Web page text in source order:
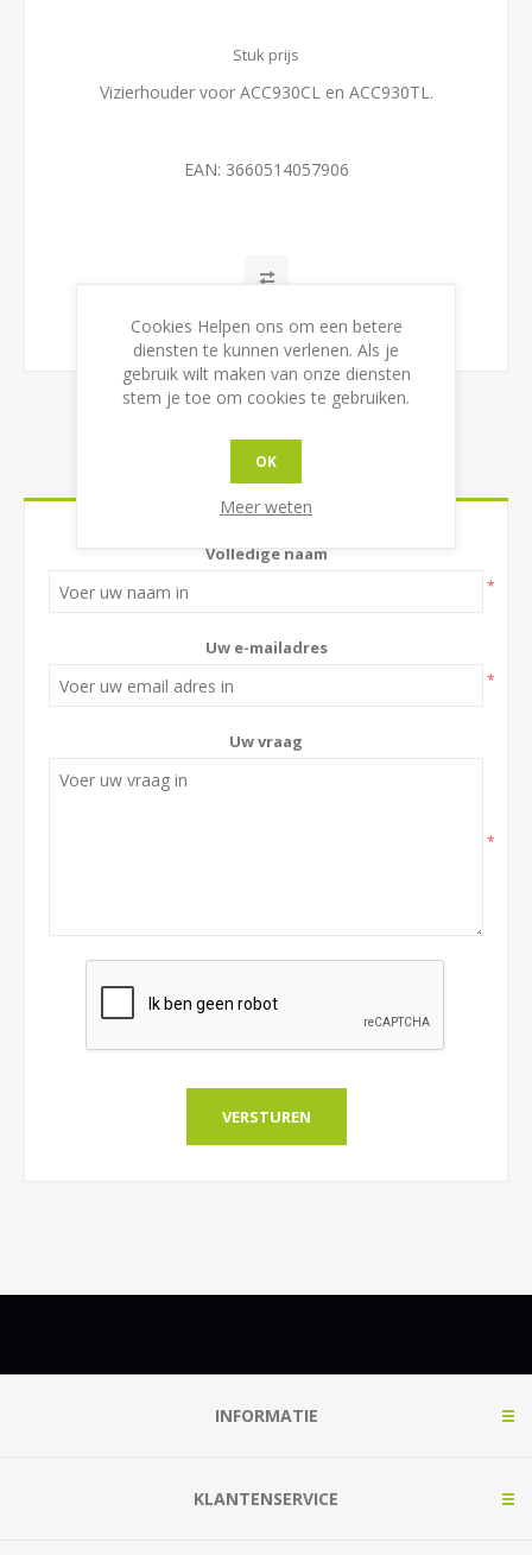
Stuk prijs
Vizierhouder voor ACC930CL en ACC930TL.
EAN: 3660514057906
CONTACT US
Volledige naam
*
Uw e-mailadres
*
Uw vraag
*
INFORMATIE
KLANTENSERVICE
Cookies Helpen ons om een betere
diensten te kunnen verlenen. Als je
gebruik wilt maken van onze diensten
stem je toe om cookies te gebruiken.
OK
Meer weten